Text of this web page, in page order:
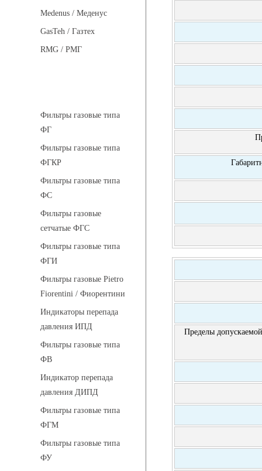
Medenus / Меденус
GasTeh / Газтех
RMG / РМГ
Фильтры газовые типа
ФГ
Фильтры газовые типа
ФГКР
Фильтры газовые типа
ФС
Фильтры газовые
сетчатые ФГС
Фильтры газовые типа
ФГИ
Фильтры газовые Pietro
Fiorentini / Фиорентини
Индикаторы перепада
давления ИПД
Фильтры газовые типа
ФВ
Индикатор перепада
давления ДИПД
Фильтры газовые типа
ФГМ
Фильтры газовые типа
ФУ
Пределы